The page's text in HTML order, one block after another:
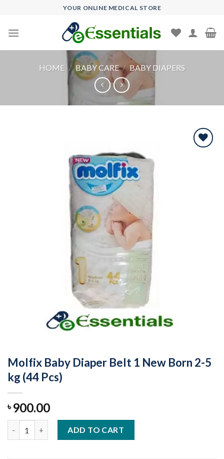
content
YOUR ONLINE MEDICAL STORE
HOME / BABY CARE / BABY DIAPERS
Molfix Baby Diaper Belt 1 New Born 2-5
kg (44 Pcs)
৳900.00
ADD TO CART